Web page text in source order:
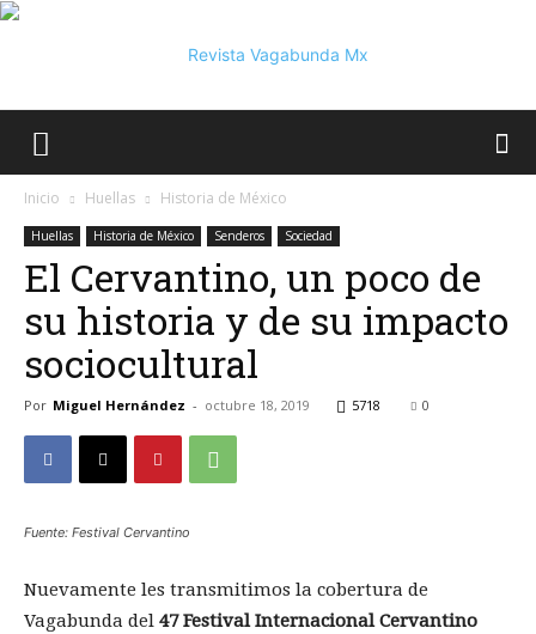
Mx
Inicio Huellas Historia de México
Huellas Historia de México Senderos Sociedad
El Cervantino, un poco de
su historia y de su impacto
sociocultural
Por Miguel Hernández - octubre 18, 2019 5718 0
Fuente: Festival Cervantino
Nuevamente les transmitimos la cobertura de
Vagabunda del 47 Festival Internacional Cervantino